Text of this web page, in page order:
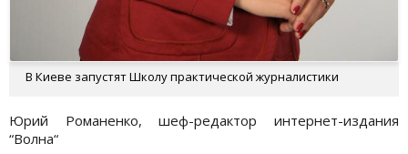
В Киеве запустят Школу практической журналистики
Юрий Романенко, шеф-редактор интернет-издания
“Волна“